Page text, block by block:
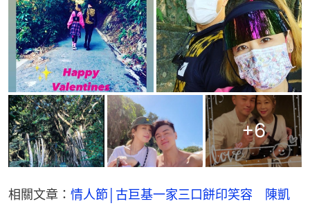
+6
相關文章： 情人節│古巨基一家三口餅印笑容　陳凱